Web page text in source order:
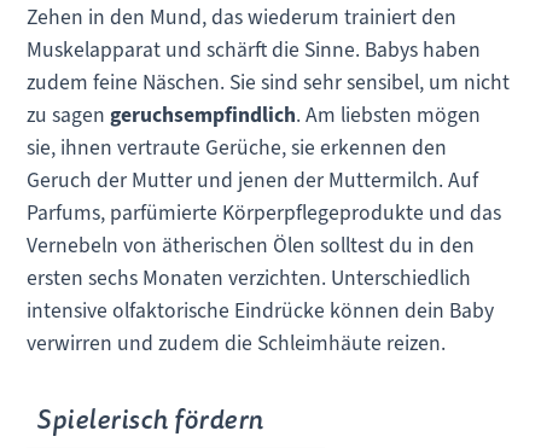
Zehen in den Mund, das wiederum trainiert den
Muskelapparat und schärft die Sinne. Babys haben
zudem feine Näschen. Sie sind sehr sensibel, um nicht
zu sagen geruchsempfindlich. Am liebsten mögen
sie, ihnen vertraute Gerüche, sie erkennen den
Geruch der Mutter und jenen der Muttermilch. Auf
Parfums, parfümierte Körperpflegeprodukte und das
Vernebeln von ätherischen Ölen solltest du in den
ersten sechs Monaten verzichten. Unterschiedlich
intensive olfaktorische Eindrücke können dein Baby
verwirren und zudem die Schleimhäute reizen.
Spielerisch fördern